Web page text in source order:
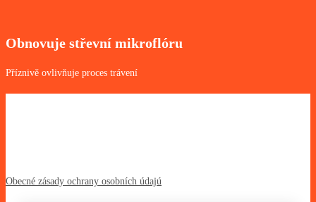
Obnovuje střevní mikroflóru
Příznivě ovlivňuje proces trávení
Obecné zásady ochrany osobních údajú